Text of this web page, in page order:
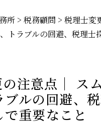
所 > 税務顧問 > 税理士変
トラブルの回避、税理士
注意点｜ ス
ルの回避、
で重要なこと